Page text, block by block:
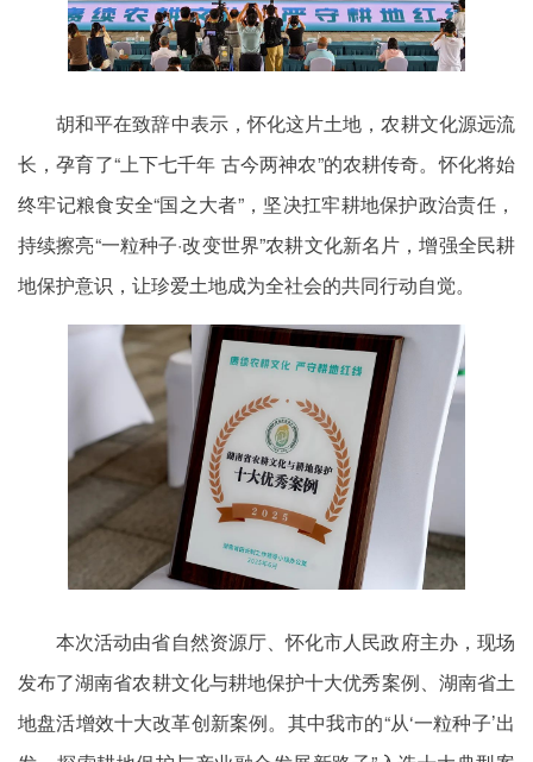
胡和平在致辞中表示，怀化这片土地，农耕文化源远流
长，孕育了“上下七千年 古今两神农”的农耕传奇。怀化将始
终牢记粮食安全“国之大者”，坚决扛牢耕地保护政治责任，
持续擦亮“一粒种子·改变世界”农耕文化新名片，增强全民耕
地保护意识，让珍爱土地成为全社会的共同行动自觉。
本次活动由省自然资源厅、怀化市人民政府主办，现场
发布了湖南省农耕文化与耕地保护十大优秀案例、湖南省土
地盘活增效十大改革创新案例。其中我市的“从‘一粒种子’出